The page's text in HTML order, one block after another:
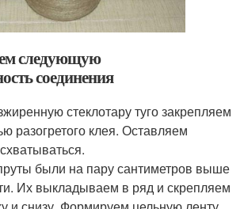
следующую
соединения
стеклотару туго закрепляем
разогретого клея. Оставляем
были на пару сантиметров выше
Их выкладываем в ряд и скрепляем